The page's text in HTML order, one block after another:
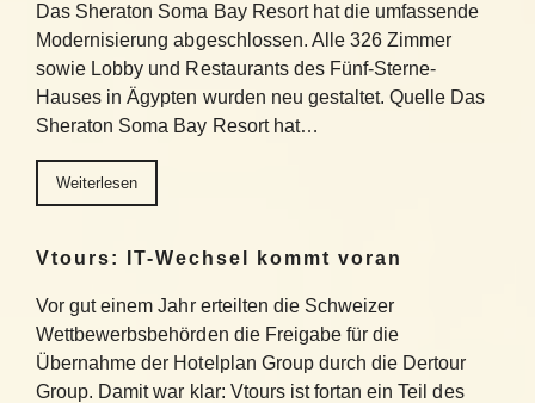
Das Sheraton Soma Bay Resort hat die umfassende
Modernisierung abgeschlossen. Alle 326 Zimmer
sowie Lobby und Restaurants des Fünf-Sterne-
Hauses in Ägypten wurden neu gestaltet. Quelle Das
Sheraton Soma Bay Resort hat…
Weiterlesen
Vtours: IT-Wechsel kommt voran
Vor gut einem Jahr erteilten die Schweizer
Wettbewerbsbehörden die Freigabe für die
Übernahme der Hotelplan Group durch die Dertour
Group. Damit war klar: Vtours ist fortan ein Teil des